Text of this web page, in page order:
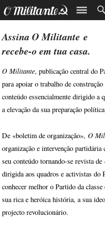
AssinaO Militante e
recebe-o em tua casa.
O Militante, publicação central do
para apoiar o trabalho de
conteúdo essencialmente dirigido a
a elevação da sua preparação
De «boletim de organização»,O
organização e intervenção
seu conteúdo tornando-se revista
dirigida aos quadros e activistas do
conhecer melhor o Partido da
sua rica e heróica história, a sua
projecto revolucionário.